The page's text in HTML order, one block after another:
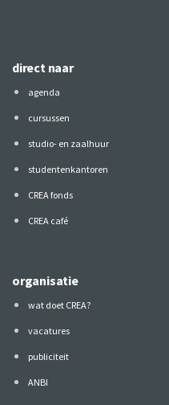
direct naar
agenda
cursussen
studio- en zaalhuur
studentenkantoren
CREA fonds
CREA café
organisatie
wat doet CREA?
vacatures
publiciteit
ANBI